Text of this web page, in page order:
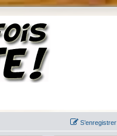
S’enregistrer